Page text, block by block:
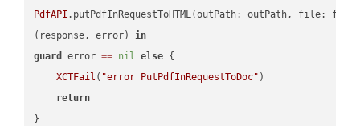
PdfAPI .putPdfInRequestToHTML(outPath: outPath, file: file.
(response, error) in
guard
error == nil else {
XCTFail ( "error PutPdfInRequestToDoc" )
return